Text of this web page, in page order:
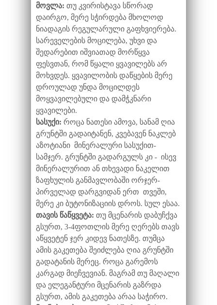
მოვლა: თუ კვირისტავა სწორად
დაირგო, მერე სჭირდება მხოლოდ
ნიადაგის რეგულარული გაფხვიერება.
სარეველების მოცილება, უხვი და
შედარებით იშვიათად მორწყვა
ფესვთან, რომ წყალი ყვავილებს არ
მოხვდეს. ყვავილობის დაწყების მერე
დროულად უნდა მოცილდეს
მოყვავილებული და დამჭკნარი
ყვავილები.
სასუქი: როცა ნათესი ამოვა, სანამ ღია
გრუნტში გადაიტანენ, კვებავენ ნაკლებ
აზოტიანი მინერალური სასუქით-
სამჯერ. გრუნტში გადარგულს კი - ისევ
მინერალურით ან თხევადი ნაკელით
ზაფხულის განმავლობაში ორჯერ-
პირველად დარგვიდან ერთ თვეში,
მერე კი ბუტონიზაციის დროს. სულ ესაა.
თავის წაწყვეტა: თუ მცენარის დაბუჩქვა
გსურთ, 3-4ფოთლის მერე ღერებს თავს
აწყვეტენ ჯერ კიდევ ნათესზე. თუმცა
ამის გაკეთება შეიძლება ღია გრუნტში
გადატანის მერეც. როცა გარემოს
კარგად მიეჩვევიან. მაგრამ თუ მაღალი
და ელეგანტური მცენარის გაზრდა
გსურთ, ამის გაკეთება არაა საჭირო.